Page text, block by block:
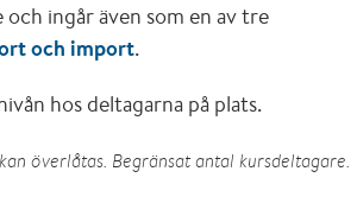
ingår även som en av tre
och import.
hos deltagarna på plats.
överlåtas. Begränsat antal kursdeltagare.